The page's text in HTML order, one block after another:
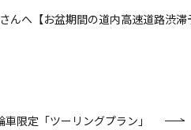
んへ【お盆期間の道内高速道路渋滞
限定「ツーリングプラン」